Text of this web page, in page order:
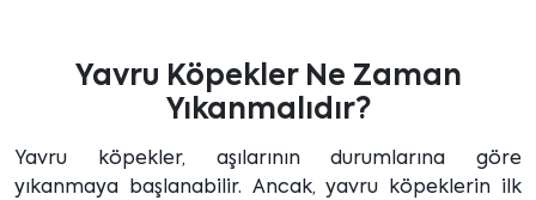
Yavru Köpekler Ne Zaman
Yıkanmalıdır?
Yavru köpekler, aşılarının durumlarına göre
yıkanmaya başlanabilir. Ancak, yavru köpeklerin ilk